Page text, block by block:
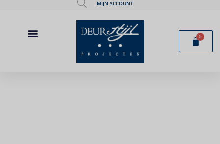
MIJN ACCOUNT
0